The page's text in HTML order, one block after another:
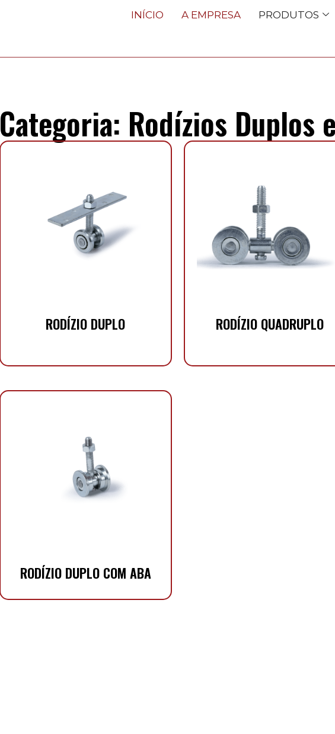
INÍCIO A EMPRESA PRODUTOS
Categoria: Rodízios Duplos
RODÍZIO DUPLO RODÍZIO QUADRUPLO
RODÍZIO DUPLO COM ABA